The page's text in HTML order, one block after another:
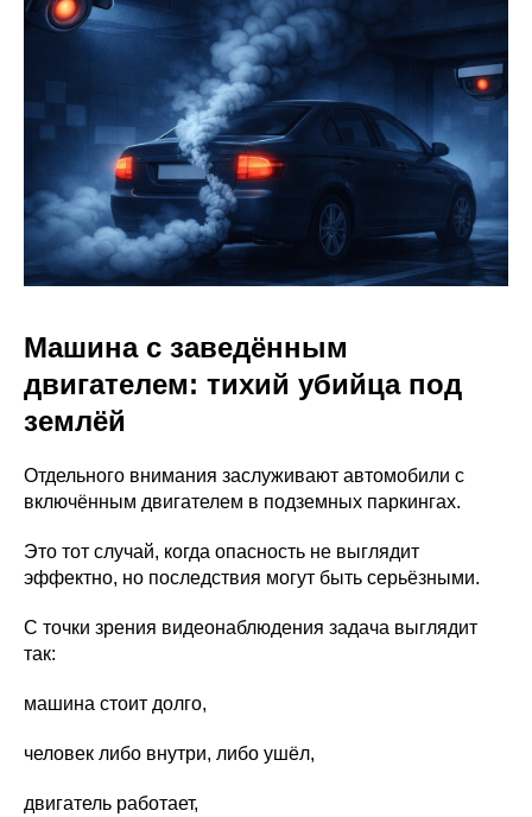
Машина с заведённым
двигателем: тихий убийца под
землёй
Отдельного внимания заслуживают автомобили с
включённым двигателем в подземных паркингах.
Это тот случай, когда опасность не выглядит
эффектно, но последствия могут быть серьёзными.
С точки зрения видеонаблюдения задача выглядит
так:
машина стоит долго,
человек либо внутри, либо ушёл,
двигатель работает,